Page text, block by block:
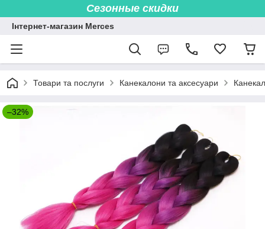
Сезонные скидки
Інтернет-магазин Merces
Товари та послуги Канекалони та аксесуари
–32%